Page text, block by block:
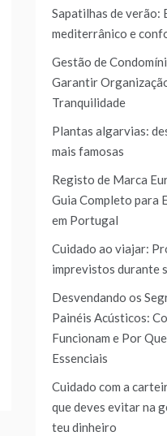
Sapatilhas de verão:
mediterrânico e
Gestão de
Garantir
Tranquilidade
Plantas algarvias:
mais famosas
Registo de Marca
Guia Completo para
em Portugal
Cuidado ao viajar:
imprevistos durante
Desvendando os
Painéis Acústicos:
Funcionam e Por
Essenciais
Cuidado com a
que deves evitar na
teu dinheiro